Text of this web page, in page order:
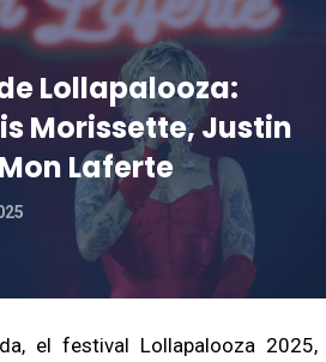
Lollapalooza:
Morissette, Justin
Laferte
el festival Lollapalooza 2025,